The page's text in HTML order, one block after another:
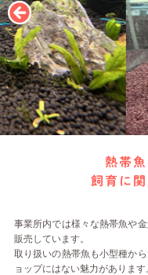
熱帯
飼育に
事業所内では様々な熱帯魚や
販売しています。
取り扱いの熱帯魚も小型種か
ョップにはない魅力があります。